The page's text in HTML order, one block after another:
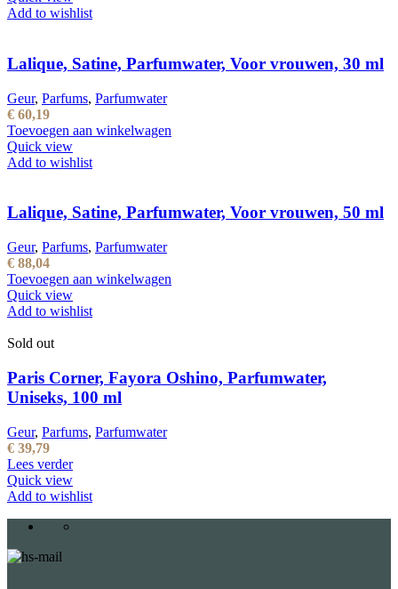
Add to wishlist
Lalique, Satine, Parfumwater, Voor vrouwen, 30 ml
Geur, Parfums, Parfumwater
€ 60,19
Toevoegen aan winkelwagen
Quick view
Add to wishlist
Lalique, Satine, Parfumwater, Voor vrouwen, 50 ml
Geur, Parfums, Parfumwater
€ 88,04
Toevoegen aan winkelwagen
Quick view
Add to wishlist
Sold out
Paris Corner, Fayora Oshino, Parfumwater,
Uniseks, 100 ml
Geur, Parfums, Parfumwater
€ 39,79
Lees verder
Quick view
Add to wishlist